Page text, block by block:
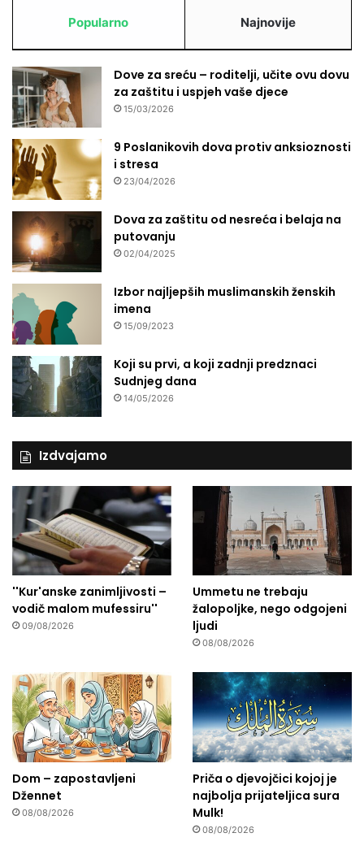
Popularno Najnovije
Dove za sreću – roditelji, učite ovu dovu
za zaštitu i uspjeh vaše djece
15/03/2026
9 Poslanikovih dova protiv anksioznosti
i stresa
23/04/2026
Dova za zaštitu od nesreća i belaja na
putovanju
02/04/2025
Izbor najljepših muslimanskih ženskih
imena
15/09/2023
Koji su prvi, a koji zadnji predznaci
Sudnjeg dana
14/05/2026
Izdvajamo
''Kur'anske zanimljivosti –
vodič malom mufessiru''
09/08/2026
Ummetu ne trebaju
žalopoljke, nego odgojeni
ljudi
08/08/2026
Dom – zapostavljeni
Džennet
08/08/2026
Priča o djevojčici kojoj je
najbolja prijateljica sura
Mulk!
08/08/2026